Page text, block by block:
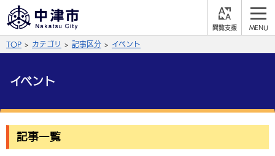
やさしい日本語
黒 青 白
文字の大きさ
Facebook X (Twitter) YouTube
サイト内検索
TOP カテゴリ 記事区分 イベント
イベント
記事一覧